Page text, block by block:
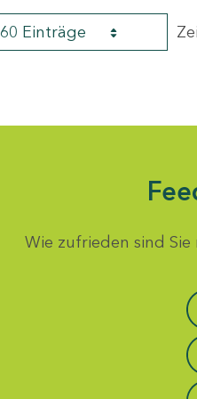
60 Einträge
Wie zufrieden sind